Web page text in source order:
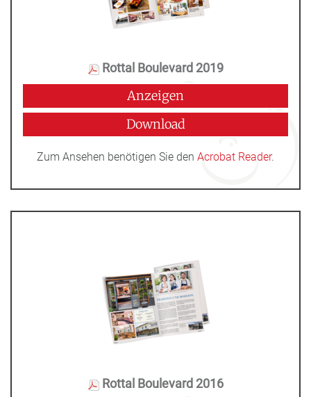
Rottal Boulevard 2019
Anzeigen
Download
Zum Ansehen benötigen Sie den Acrobat Reader.
Rottal Boulevard 2016